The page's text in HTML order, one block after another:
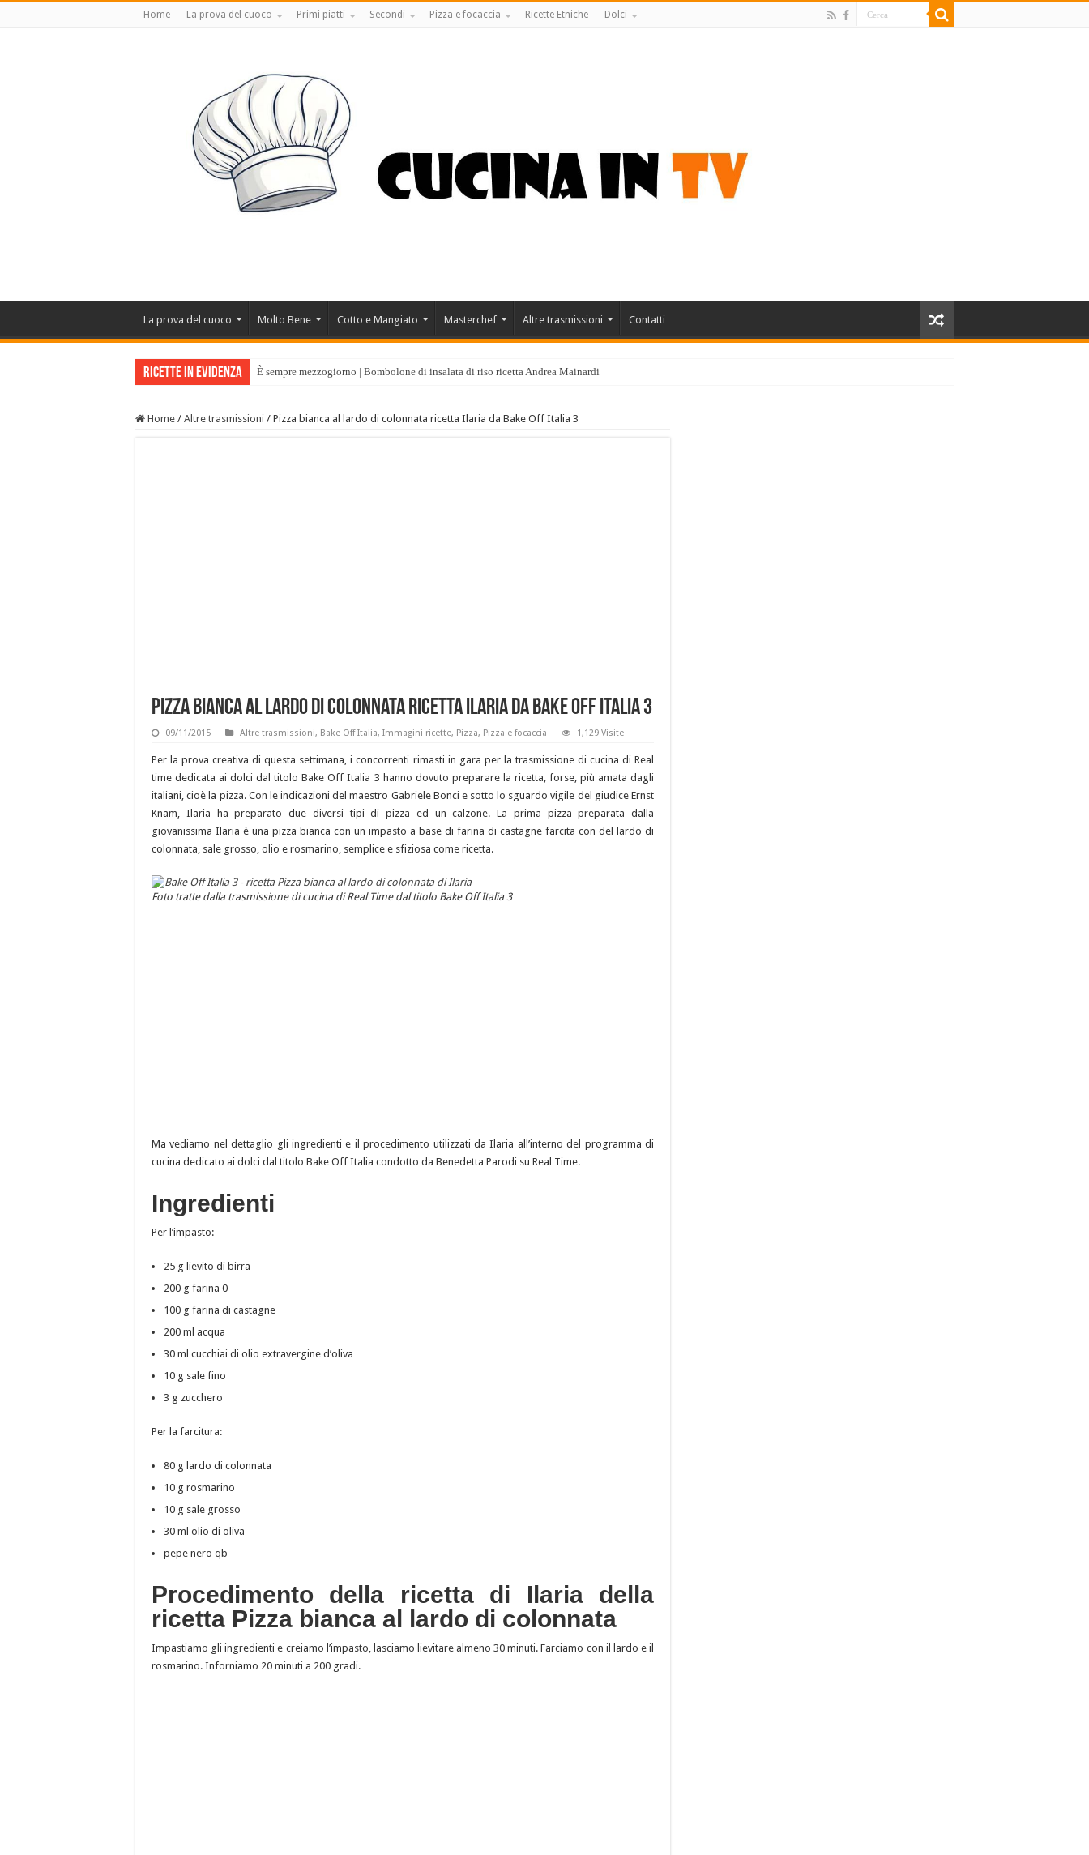
Home La prova del cuoco Primi piatti Secondi Pizza e focaccia Ricette Etniche Dolci
La prova del cuoco Molto Bene Cotto e Mangiato Masterchef Altre trasmissioni Contatti
Ricette in evidenza È sempre mezzogiorno | Bombolone di insalata di riso ricetta Andrea Mainardi
Home / Altre trasmissioni / Pizza bianca al lardo di colonnata ricetta Ilaria da Bake Off Italia 3
Pizza bianca al lardo di colonnata ricetta Ilaria da Bake Off Italia 3
09/11/2015 Altre trasmissioni, Bake Off Italia, Immagini ricette, Pizza, Pizza e focaccia 1,129 Visite
Per la prova creativa di questa settimana, i concorrenti rimasti in gara per la trasmissione di cucina di Real
time dedicata ai dolci dal titolo Bake Off Italia 3 hanno dovuto preparare la ricetta, forse, più amata dagli
italiani, cioè la pizza. Con le indicazioni del maestro Gabriele Bonci e sotto lo sguardo vigile del giudice Ernst
Knam, Ilaria ha preparato due diversi tipi di pizza ed un calzone. La prima pizza preparata dalla
giovanissima Ilaria è una pizza bianca con un impasto a base di farina di castagne farcita con del lardo di
colonnata, sale grosso, olio e rosmarino, semplice e sfiziosa come ricetta.
Foto tratte dalla trasmissione di cucina di Real Time dal titolo Bake Off Italia 3
Ma vediamo nel dettaglio gli ingredienti e il procedimento utilizzati da Ilaria all’interno del programma di
cucina dedicato ai dolci dal titolo Bake Off Italia condotto da Benedetta Parodi su Real Time.
Ingredienti
Per l’impasto:
25 g lievito di birra
200 g farina 0
100 g farina di castagne
200 ml acqua
30 ml cucchiai di olio extravergine d’oliva
10 g sale fino
3 g zucchero
Per la farcitura:
80 g lardo di colonnata
10 g rosmarino
10 g sale grosso
30 ml olio di oliva
pepe nero qb
Procedimento della ricetta di Ilaria della
ricetta Pizza bianca al lardo di colonnata
Impastiamo gli ingredienti e creiamo l’impasto, lasciamo lievitare almeno 30 minuti. Farciamo con il lardo e il
rosmarino. Inforniamo 20 minuti a 200 gradi.